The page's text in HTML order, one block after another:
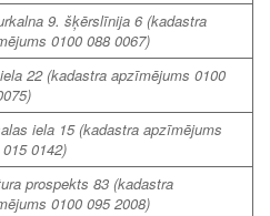
9. šķērslīnija 6 (kadastra
0100 088 0067)
22 (kadastra apzīmējums 0100
iela 15 (kadastra apzīmējums
0142)
prospekts 83 (kadastra
0100 095 2008)